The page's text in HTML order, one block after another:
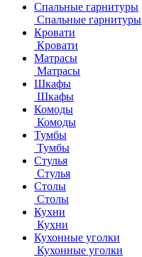
Спальные гарнитуры
Спальные гарнитуры
Кровати
Кровати
Матрасы
Матрасы
Шкафы
Шкафы
Комоды
Комоды
Тумбы
Тумбы
Стулья
Стулья
Столы
Столы
Кухни
Кухни
Кухонные уголки
Кухонные уголки